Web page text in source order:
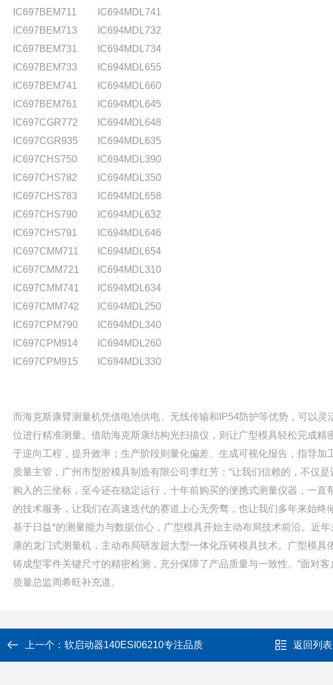
IC697BEM711
IC694MDL741
IC697BEM713
IC694MDL732
IC697BEM731
IC694MDL734
IC697BEM733
IC694MDL655
IC697BEM741
IC694MDL660
IC697BEM761
IC694MDL645
IC697CGR772
IC694MDL648
IC697CGR935
IC694MDL635
IC697CHS750
IC694MDL390
IC697CHS782
IC694MDL350
IC697CHS783
IC694MDL658
IC697CHS790
IC694MDL632
IC697CHS791
IC694MDL646
IC697CMM711
IC694MDL654
IC697CMM721
IC694MDL310
IC697CMM741
IC694MDL634
IC697CMM742
IC694MDL250
IC697CPM790
IC694MDL340
IC697CPM914
IC694MDL260
IC697CPM915
IC694MDL330
而海克斯康臂测量机凭借电池供电、无线传输和IP54防护等优势，可以
位进行精准测量。借助海克斯康结构光扫描仪，则让广型模具轻松完成
于逆向工程，提升效率；生产阶段则量化偏差、生成可视化报告，指导加
质量主管，广州市型腔模具制造有限公司李红芳：“让我们信赖的，不仅
购入的三坐标，至今还在稳定运行，十年前购买的便携式测量仪器，一
的技术服务，让我们在高速迭代的赛道上心无旁骛，也让我们多年来始终
基于日益*的测量能力与数据信心，广型模具开始主动布局技术前沿。近
康的龙门式测量机，主动布局研发超大型一体化压铸模具技术。广型模
铸成型零件关键尺寸的精密检测，充分保障了产品质量与一致性。“面对
质量总监周希旺补充道。
上一个： 软启动器140ESI06210专注品质 返回列表